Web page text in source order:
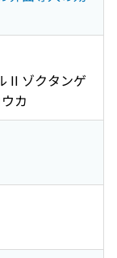
II ゾクタンゲ
カ